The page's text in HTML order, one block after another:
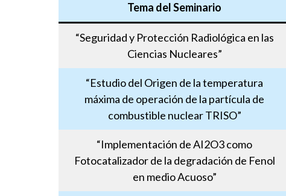
Tema del Seminario
“Seguridad y Protección Radiológica en las
Ciencias Nucleares”
“Estudio del Origen de la temperatura
máxima de operación de la partícula de
combustible nuclear TRISO”
“Implementación de AI2O3 como
Fotocatalizador de la degradación de Fenol
en medio Acuoso”